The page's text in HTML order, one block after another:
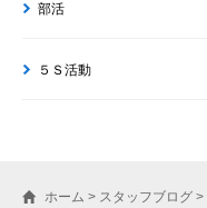
部活
５Ｓ活動
ホーム > スタッフブログ >